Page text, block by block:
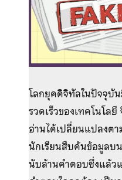
โลกยุคดิจิทัลในปัจจุบั
รวดเร็วของเทคโนโล
อ่านได้เปลี่ยนแปลงต
นักเรียนสืบค้นข้อมูลบ
นับล้านคำตอบซึ่งแล้ว